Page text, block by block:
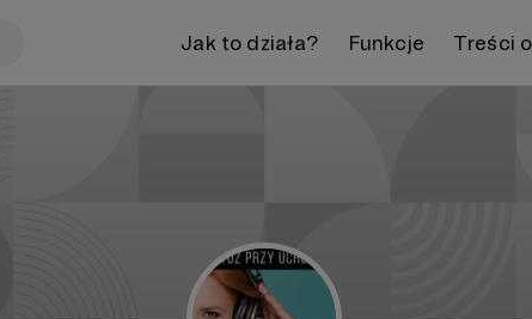
Jak to działa? Funkcje Treści